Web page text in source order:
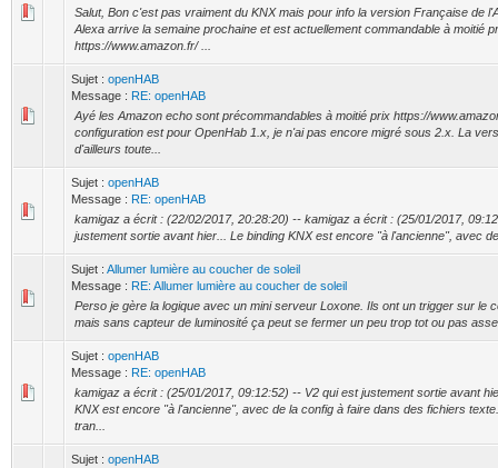
Salut, Bon c'est pas vraiment du KNX mais pour info la version Française de
Alexa arrive la semaine prochaine et est actuellement commandable à moitié
https://www.amazon.fr/ ...
Sujet : openHAB
Message : RE: openHAB
Ayé les Amazon echo sont précommandables à moitié prix https://
configuration est pour OpenHab 1.x, je n'ai pas encore migré sous 2.x. La
d'ailleurs toute...
Sujet : openHAB
Message : RE: openHAB
kamigaz a écrit : (22/02/2017, 20:28:20) -- kamigaz a écrit : (25/01/2017,
justement sortie avant hier... Le binding KNX est encore "à l'ancienne", avec
Sujet : Allumer lumière au coucher de soleil
Message : RE: Allumer lumière au coucher de soleil
Perso je gère la logique avec un mini serveur Loxone. Ils ont un trigger sur le
mais sans capteur de luminosité ça peut se fermer un peu trop tot ou pas
Sujet : openHAB
Message : RE: openHAB
kamigaz a écrit : (25/01/2017, 09:12:52) -- V2 qui est justement sortie avant
KNX est encore "à l'ancienne", avec de la config à faire dans des fichiers
tran...
Sujet : openHAB